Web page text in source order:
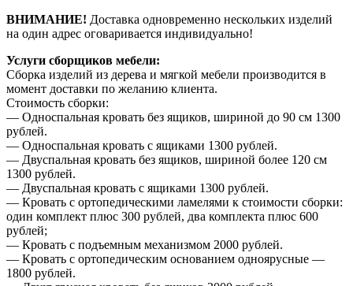
ВНИМАНИЕ! Доставка одновременно нескольких изделий
на один адрес оговаривается индивидуально!
Услуги сборщиков мебели:
Сборка изделий из дерева и мягкой мебели производится в
момент доставки по желанию клиента.
Стоимость сборки:
— Односпальная кровать без ящиков, шириной до 90 см 1300
рублей.
— Односпальная кровать с ящиками 1300 рублей.
— Двуспальная кровать без ящиков, шириной более 120 см
1300 рублей.
— Двуспальная кровать с ящиками 1300 рублей.
— Кровать с ортопедическими ламелями к стоимости сборки:
один комплект плюс 300 рублей, два комплекта плюс 600
рублей;
— Кровать с подъемным механизмом 2000 рублей.
— Кровать с ортопедическим основанием одноярусные —
1800 рублей.